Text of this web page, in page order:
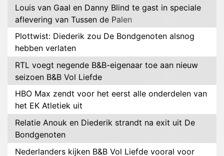
Louis van Gaal en Danny Blind te gast in speciale
aflevering van Tussen de Palen
Plottwist: Diederik zou De Bondgenoten alsnog
hebben verlaten
RTL voegt negende B&B-eigenaar toe aan nieuw
seizoen B&B Vol Liefde
HBO Max zendt voor het eerst alle onderdelen van
het EK Atletiek uit
Relatie Anouk en Diederik strandt na exit uit De
Bondgenoten
Nederlanders kijken B&B Vol Liefde vooral voor